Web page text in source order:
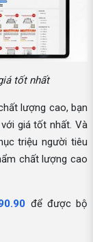
tốt nhất
lượng cao, bạn
giá tốt nhất. Và
triệu người tiêu
chất lượng cao
để được bộ